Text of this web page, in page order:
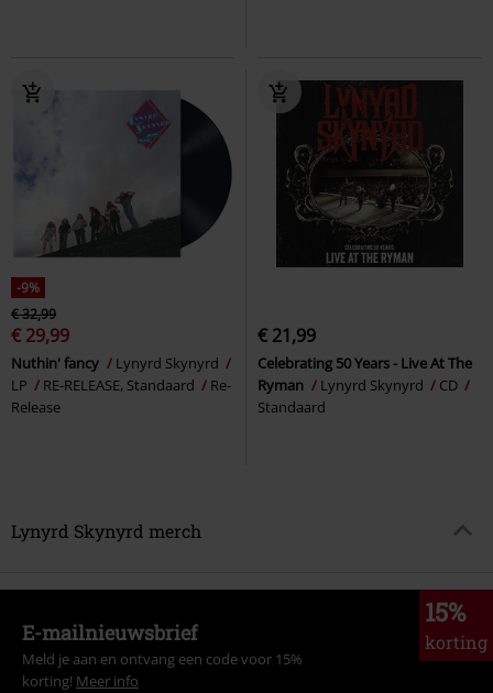
-9%
€ 32,99
€ 29,99
Nuthin' fancy
Lynyrd Skynyrd
LP
RE-RELEASE, Standaard
Re-
Release
€ 21,99
Celebrating 50 Years - Live At The
Ryman
Lynyrd Skynyrd
CD
Standaard
Lynyrd Skynyrd merch
15%
korting
E-mailnieuwsbrief
Meld je aan en ontvang een code voor 15%
korting! Meer info